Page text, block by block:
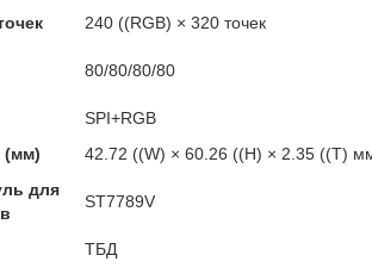
240 ((RGB) × 320 точек
80/80/80/80
SPI+RGB
(мм)
42.72 ((W) × 60.26 ((H) × 2.35 ((T)
для
ST7789V
ТБД